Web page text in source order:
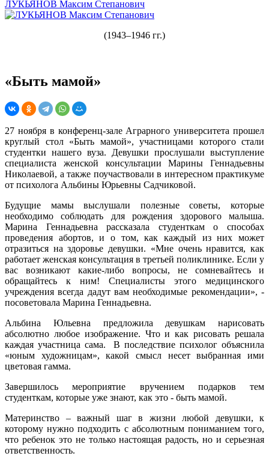
ЛУКЬЯНОВ Максим Степанович
(1943–1946 гг.)
«Быть мамой»
27 ноября в конференц-зале Аграрного университета прошел
круглый стол «Быть мамой», участницами которого стали
студентки нашего вуза. Девушки прослушали выступление
специалиста женской консультации Марины Геннадьевны
Николаевой, а также поучаствовали в интересном практикуме
от психолога Альбины Юрьевны Садчиковой.
Будущие мамы выслушали полезные советы, которые
необходимо соблюдать для рождения здорового малыша.
Марина Геннадьевна рассказала студенткам о способах
проведения абортов, и о том, как каждый из них может
отразиться на здоровье девушки. «Мне очень нравится, как
работает женская консультация в третьей поликлинике. Если у
вас возникают какие-либо вопросы, не сомневайтесь и
обращайтесь к ним! Специалисты этого медицинского
учреждения всегда дадут вам необходимые рекомендации», -
посоветовала Марина Геннадьевна.
Альбина Юльевна предложила девушкам нарисовать
абсолютно любое изображение. Что и как рисовать решала
каждая участница сама. В последствие психолог объяснила
«юным художницам», какой смысл несет выбранная ими
цветовая гамма.
Завершилось мероприятие вручением подарков тем
студенткам, которые уже знают, как это - быть мамой.
Материнство – важный шаг в жизни любой девушки, к
которому нужно подходить с абсолютным пониманием того,
что ребенок это не только настоящая радость, но и серьезная
ответственность.